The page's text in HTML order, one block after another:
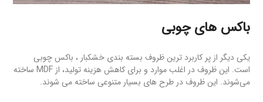
باکس های چوبی
یکی دیگر از پر کاربرد ترین ظروف بسته بندی خشکبار ، باکس چوبی
است. این ظروف در اغلب موارد و برای کاهش هزینه تولید، از MDF ساخته
می‌شوند. این ظروف در طرح های بسیار متنوعی ساخته می شوند.